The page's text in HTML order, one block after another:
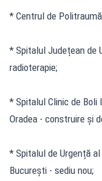
* Centrul de
* Spitalul Județean de
radioterapie;
* Spitalul Clinic de
Oradea - construire și
* Spitalul de Urgență
București - sediu nou;